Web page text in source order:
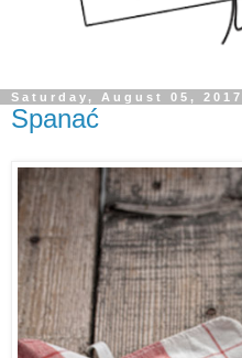
Saturday, August 05, 2017
Spanać